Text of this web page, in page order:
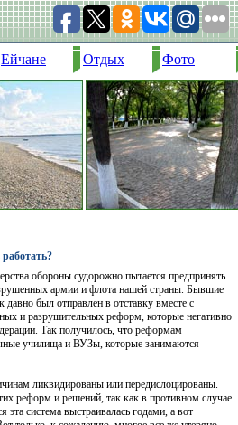
Ейчане Отдых Фото
обороны судорожно пытается предпринять
армии и флота нашей страны. Бывшие
был отправлен в отставку вместе с
и разрушительных реформ, которые негативно
Так получилось, что реформам
училища и ВУЗы, которые занимаются
ликвидированы или передислоцированы.
реформ и решений, так как в противном случае
эта система выстраивалась годами, а вот